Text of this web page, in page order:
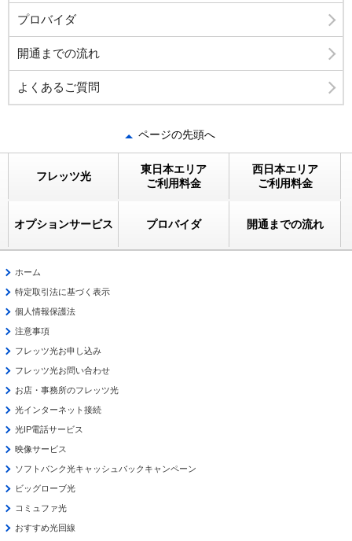
プロバイダ
開通までの流れ
よくあるご質問
ページの先頭へ
フレッツ光
東日本エリア
ご利用料金
西日本エリア
ご利用料金
オプションサービス プロバイダ 開通までの流れ
ホーム
特定取引法に基づく表示
個人情報保護法
注意事項
フレッツ光お申し込み
フレッツ光お問い合わせ
お店・事務所のフレッツ光
光インターネット接続
光IP電話サービス
映像サービス
ソフトバンク光キャッシュバックキャンペーン
ビッグローブ光
コミュファ光
おすすめ光回線